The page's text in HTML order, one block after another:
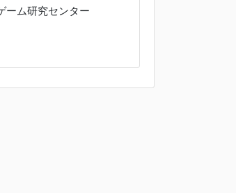
ーム研究センター